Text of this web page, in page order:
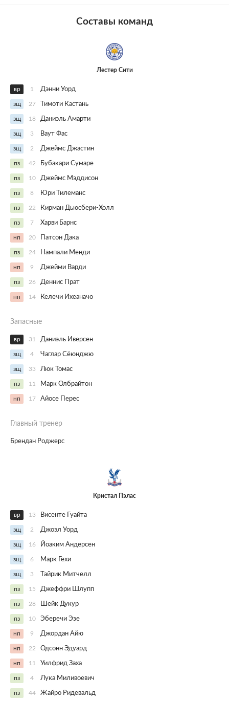
Составы команд
Лестер Сити
вр 1 Дэнни Уорд
зщ 27 Тимоти Кастань
зщ 18 Даниэль Амарти
зщ 3 Ваут Фас
зщ 2 Джеймс Джастин
пз 42 Бубакари Сумаре
пз 10 Джеймс Мэддисон
пз 8 Юри Тилеманс
пз 22 Кирман Дьюсбери-Холл
пз 7 Харви Барнс
нп 20 Патсон Дака
пз 24 Нампали Менди
нп 9 Джейми Варди
пз 26 Деннис Прат
нп 14 Келечи Ихеаначо
Запасные
вр 31 Даниэль Иверсен
зщ 4 Чаглар Сёюнджю
зщ 33 Люк Томас
пз 11 Марк Олбрайтон
нп 17 Айосе Перес
Главный тренер
Брендан Роджерс
Кристал Пэлас
вр 13 Висенте Гуайта
зщ 2 Джоэл Уорд
зщ 16 Йоаким Андерсен
зщ 6 Марк Гехи
зщ 3 Тайрик Митчелл
пз 15 Джеффри Шлупп
пз 28 Шейк Дукур
пз 10 Эберечи Эзе
нп 9 Джордан Айю
нп 22 Одсонн Эдуард
нп 11 Уилфрид Заха
пз 4 Лука Миливоевич
пз 44 Жайро Ридевальд